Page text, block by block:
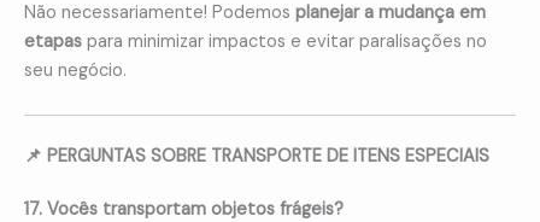
Não necessariamente! Podemos planejar a mudança em
etapas para minimizar impactos e evitar paralisações no
seu negócio.
📌 PERGUNTAS SOBRE TRANSPORTE DE ITENS ESPECIAIS
17. Vocês transportam objetos frágeis?